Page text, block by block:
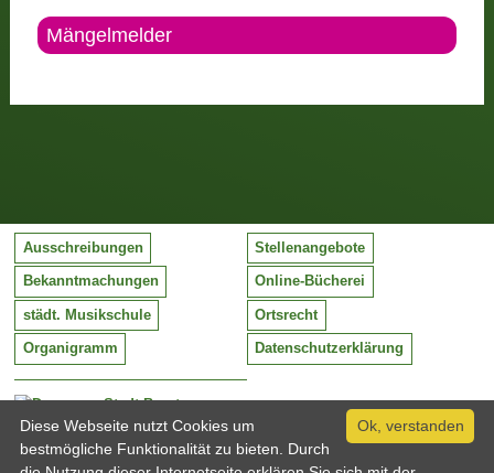
Mängelmelder
Stadt Barntrup
Mittelstraße 38
32683 Barntrup
Tel:
05263 / 409-0
Ausschreibungen Stellenangebote
Bekanntmachungen Online-Bücherei
städt. Musikschule Ortsrecht
Organigramm Datenschutzerklärung
Ok, verstanden
Diese Webseite nutzt Cookies um
bestmögliche Funktionalität zu bieten. Durch